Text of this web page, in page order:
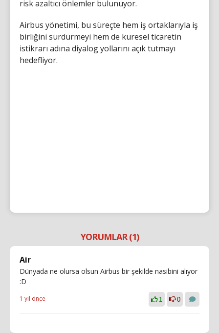
risk azaltıcı önlemler bulunuyor.
Airbus yönetimi, bu süreçte hem iş ortaklarıyla iş
birliğini sürdürmeyi hem de küresel ticaretin
istikrarı adına diyalog yollarını açık tutmayı
hedefliyor.
YORUMLAR (1)
Air
Dünyada ne olursa olsun Airbus bir şekilde nasibini alıyor
:D
1 yıl önce 1 0